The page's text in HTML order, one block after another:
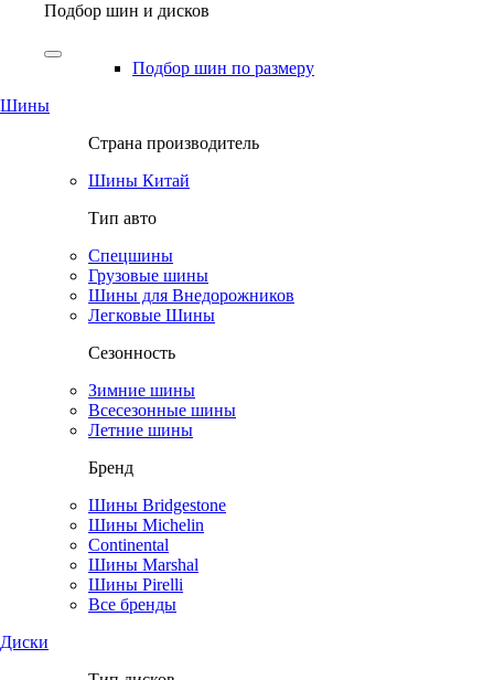
Подбор шин и дисков
Подбор шин по размеру
Шины
Страна производитель
Шины Китай
Тип авто
Спецшины
Грузовые шины
Шины для Внедорожников
Легковые Шины
Сезонность
Зимние шины
Всесезонные шины
Летние шины
Бренд
Шины Bridgestone
Шины Michelin
Continental
Шины Marshal
Шины Pirelli
Все бренды
Диски